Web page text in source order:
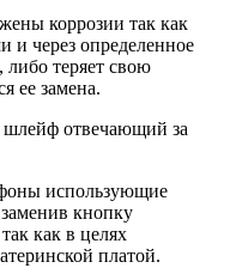
коррозии так как
и через определенное
либо теряет свою
ее замена.
шлейф отвечающий за
использующие
кнопку
как в целях
платой.